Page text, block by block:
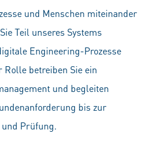
und Menschen miteinander
Teil unseres Systems
Engineering-Prozesse
betreiben Sie ein
und begleiten
bis zur
Prüfung.